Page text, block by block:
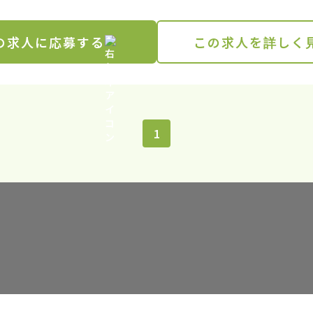
求人に応募する この求人を詳しく
1